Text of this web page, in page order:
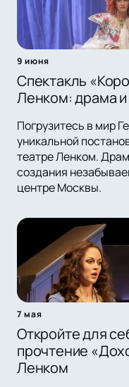
9 июня
Спектакль
Ленком: драма
Погрузитесь в мир
уникальной
театре Ленком.
создания
центре Москвы.
7 мая
Откройте для
прочтение
Ленком